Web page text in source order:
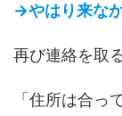
→やはり来なか
再び連絡を取る
「住所は合っ